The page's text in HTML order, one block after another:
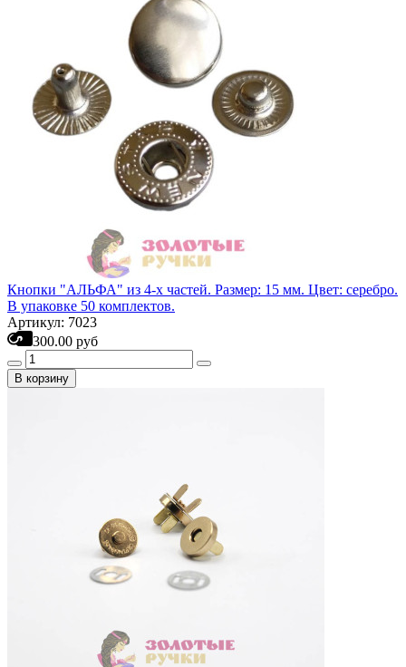
Кнопки "АЛЬФА" из 4-х частей. Размер: 15 мм. Цвет: серебро.
В упаковке 50 комплектов.
Артикул: 7023
300.00 руб
В корзину